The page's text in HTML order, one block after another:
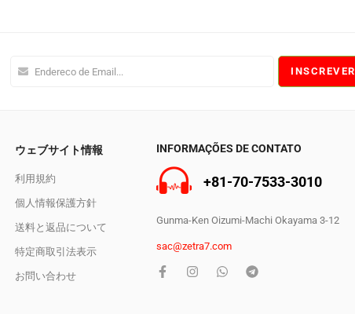
INSCREVER
ウェブサイト情報
利用規約
個人情報保護方針
送料と返品について
特定商取引法表示
お問い合わせ
INFORMAÇÕES DE CONTATO
+81-70-7533-3010
Gunma-Ken Oizumi-Machi Okayama 3-12
sac@zetra7.com